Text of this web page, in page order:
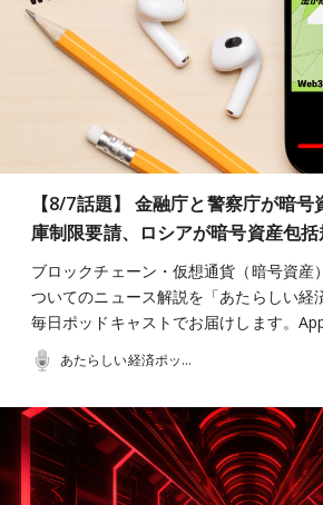
【8/7話題】 金融庁と警察庁が暗
庫制限要請、ロシアが暗号資産包
ブロックチェーン・仮想通貨（暗号資産
ついてのニュース解説を「あたらしい経
毎日ポッドキャストでお届けします。
あたらしい経済ポッドキャスト